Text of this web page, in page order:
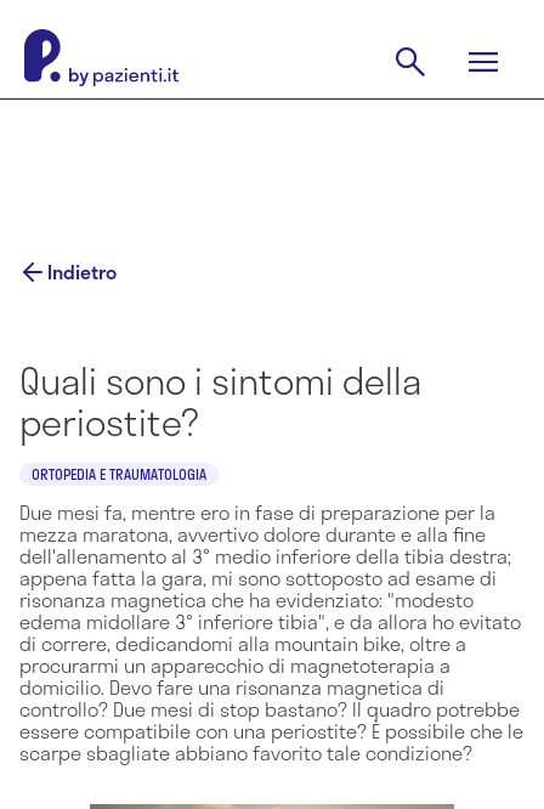
Indietro
Quali sono i sintomi della
periostite?
ORTOPEDIA E TRAUMATOLOGIA
Due mesi fa, mentre ero in fase di preparazione per la
mezza maratona, avvertivo dolore durante e alla fine
dell'allenamento al 3° medio inferiore della tibia destra;
appena fatta la gara, mi sono sottoposto ad esame di
risonanza magnetica che ha evidenziato: "modesto
edema midollare 3° inferiore tibia", e da allora ho evitato
di correre, dedicandomi alla mountain bike, oltre a
procurarmi un apparecchio di magnetoterapia a
domicilio. Devo fare una risonanza magnetica di
controllo? Due mesi di stop bastano? Il quadro potrebbe
essere compatibile con una periostite? È possibile che le
scarpe sbagliate abbiano favorito tale condizione?